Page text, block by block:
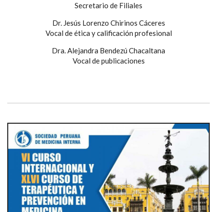
Secretario de Filiales
Dr. Jesús Lorenzo Chirinos Cáceres
Vocal de ética y calificación profesional
Dra. Alejandra Bendezú Chacaltana
Vocal de publicaciones